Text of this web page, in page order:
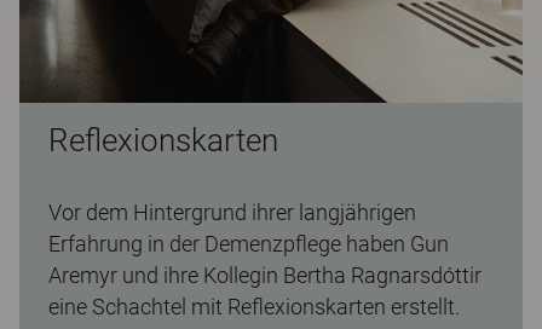
Reflexionskarten
Vor dem Hintergrund ihrer langjährigen
Erfahrung in der Demenzpflege haben Gun
Aremyr und ihre Kollegin Bertha Ragnarsdóttir
eine Schachtel mit Reflexionskarten erstellt.